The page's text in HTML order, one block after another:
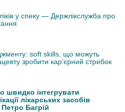
у спеку — Держлікслужба про
soft skills, що можуть
зробити кар’єрний стрибок
швидко інтегрувати
лікарських засобів
Багрій